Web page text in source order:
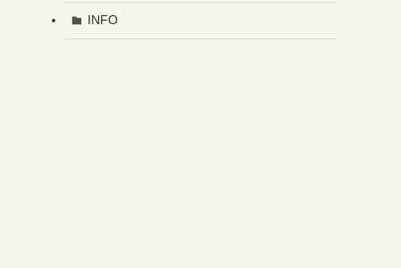
INFO